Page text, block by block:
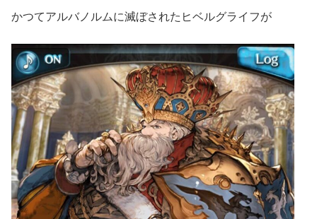
かつてアルバノルムに滅ぼされたヒベルグライフが